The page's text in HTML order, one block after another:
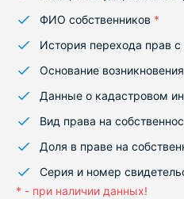
ФИО собственников *
История перехода прав с
Основание
Данные о кадастровом
Вид права на
Доля в праве на
Серия и номер
* - при наличии данных!